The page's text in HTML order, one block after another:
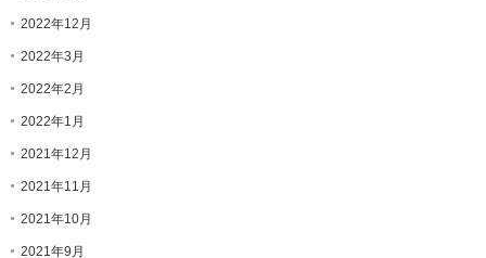
2022年12月
2022年3月
2022年2月
2022年1月
2021年12月
2021年11月
2021年10月
2021年9月